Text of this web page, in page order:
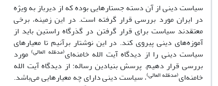
سیاست دینی از آن دسته جستارهایی بوده که از دیرباز به ویژه
در ایران مورد بررسی قرار گرفته است. در این زمینه، برخی
معتقدند سیاست برای قرار گرفتن در گذرگاه راستین باید از
آموزه‌های دینی پیروی کند. در این نوشتار برآنیم تا معیارهای
سیاست دینی را از دیدگاه آیت الله خامنه‌ای(مدظله العالی)مورد
بررسی قرار دهیم. پرسش بنیادین رساله: از دیدگاه آیت الله
خامنه‌ای(مدظلهالعالی)، سیاست دینی دارای چه معیارهایی می‌باشد.